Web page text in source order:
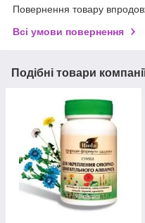
Повернення товару
Всі умови повернення
Подібні товари